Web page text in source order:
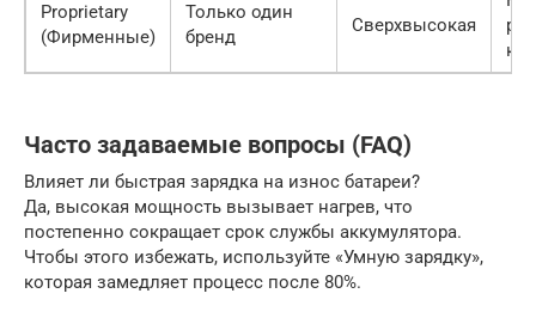
Proprietary
(Фирменные)
Только один
бренд
Сверхвысокая
Часто задаваемые вопросы (FAQ)
Влияет ли быстрая зарядка на износ батареи?
Да, высокая мощность вызывает нагрев, что
постепенно сокращает срок службы аккумулятора.
Чтобы этого избежать, используйте «Умную зарядку»,
которая замедляет процесс после 80%.